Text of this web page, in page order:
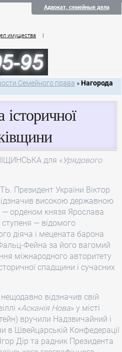
Адвокат, семейные дела
имущества
|
Семейного права »Нагорода
історичної
для «Урядового
Президент України Віктор
високою державною
— орденом князя Ярослава
— відомого
діяча і мецената барона
Фейна за його вагомий
міжнародного авторитету
спадщини і сучасних
відзначив свій
«Асканія Нова» у місті
вручили Надзвичайний і
в Швейцарській Конфедерації
Дір та радник Президента